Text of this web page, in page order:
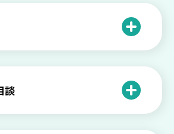
の違いは？新型うつの特徴
眠症？眠れない原因や対処
分が嫌い…」自己嫌悪でつら
法とは
タルケア】精神的に強くな
的行動とは
い？繊細で傷つきやすい自
家族が精神疾患になったとき
談